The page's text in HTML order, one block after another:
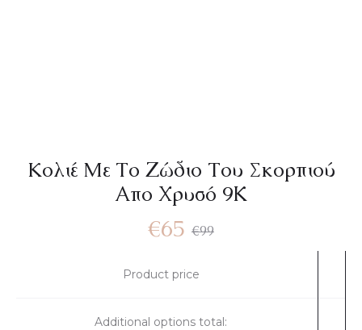
Kολιέ Mε Tο Ζώδιο Tου Σκορπιού
Απο Χρυσό 9Κ
€99
€65
Product price
Additional options total: